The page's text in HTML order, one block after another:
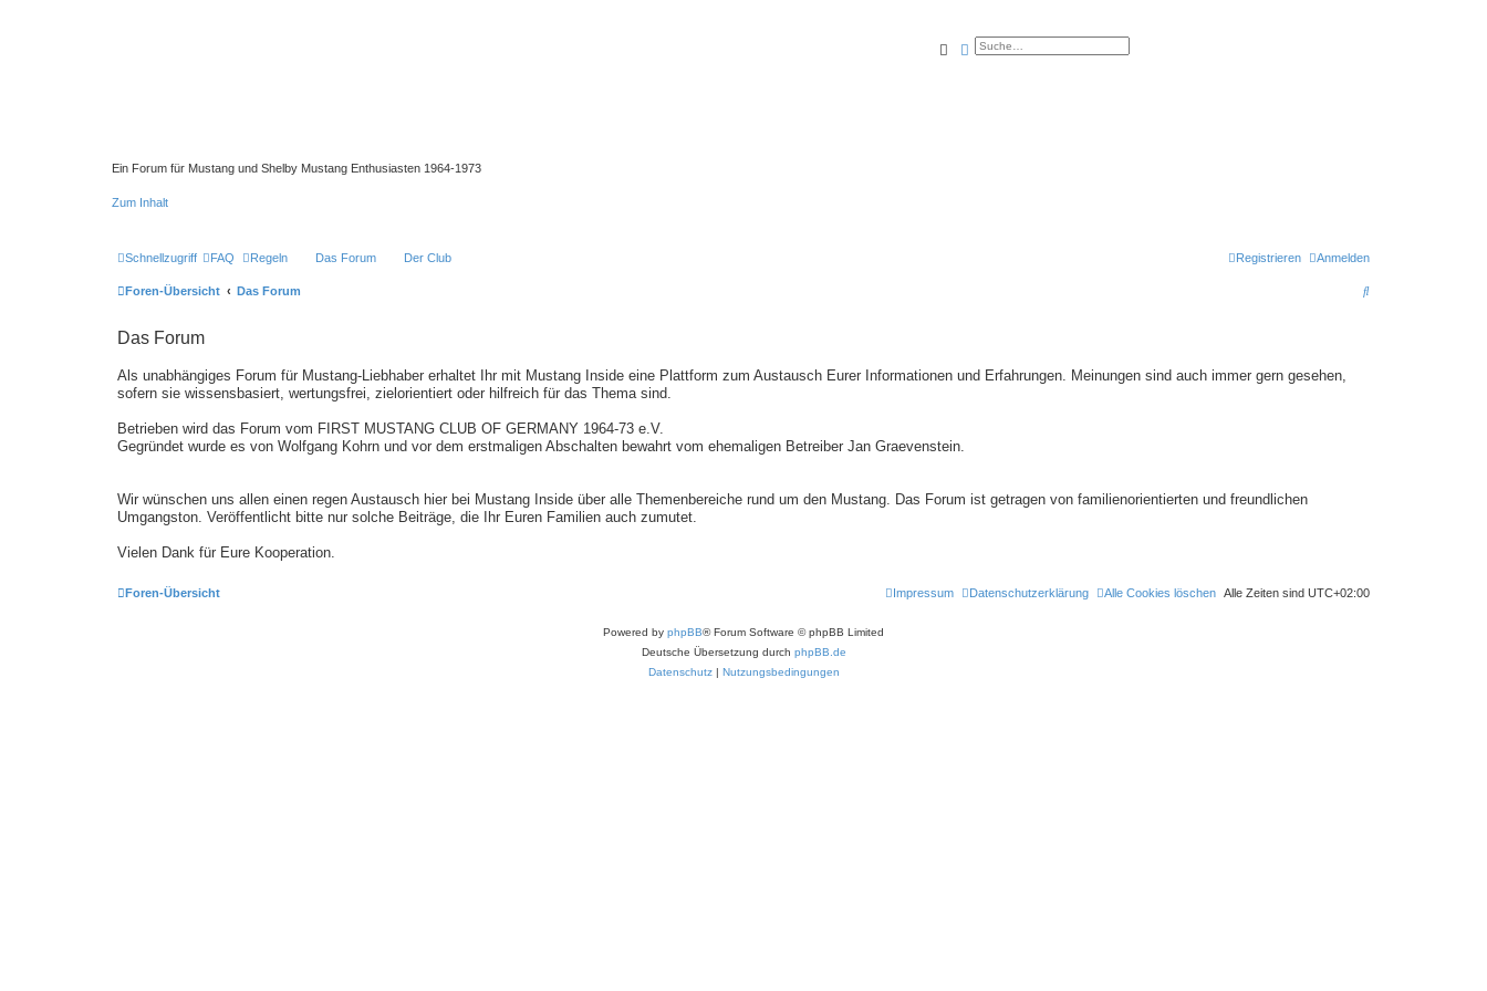
Ein Forum für Mustang und Shelby Mustang Enthusiasten 1964-1973
Zum Inhalt
SucheErweiterte Suche
Schnellzugriff FAQ Regeln Das Forum Der Club Anmelden
Registrieren
Foren-Übersicht Das Forum
S
Das Forum
Als unabhängiges Forum für Mustang-Liebhaber erhaltet Ihr mit Mustang Inside eine Plattform zum Austausch Eurer Informationen und Erfahrungen. Meinungen sind auch immer gern gesehen,
sofern sie wissensbasiert, wertungsfrei, zielorientiert oder hilfreich für das Thema sind.
Betrieben wird das Forum vom FIRST MUSTANG CLUB OF GERMANY 1964-73 e.V.
Gegründet wurde es von Wolfgang Kohrn und vor dem erstmaligen Abschalten bewahrt vom ehemaligen Betreiber Jan Graevenstein.
Wir wünschen uns allen einen regen Austausch hier bei Mustang Inside über alle Themenbereiche rund um den Mustang. Das Forum ist getragen von familienorientierten und freundlichen
Umgangston. Veröffentlicht bitte nur solche Beiträge, die Ihr Euren Familien auch zumutet.
Vielen Dank für Eure Kooperation.
Foren-Übersicht Alle Zeiten sind UTC+02:00
Alle Cookies löschen
Datenschutzerklärung
Impressum
Powered by phpBB® Forum Software © phpBB Limited
Deutsche Übersetzung durch phpBB.de
Datenschutz | Nutzungsbedingungen